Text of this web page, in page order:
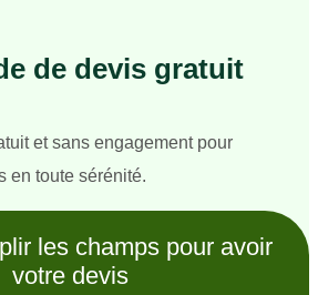
de devis gratuit
et sans engagement pour
en toute sérénité.
les champs pour avoir
votre devis